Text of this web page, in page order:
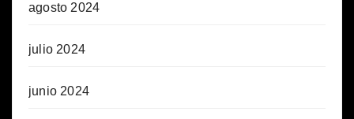
agosto 2024
julio 2024
junio 2024